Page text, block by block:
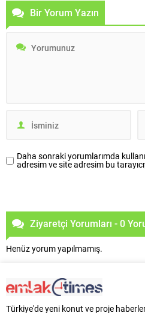
Can Fuat Gürlesel, 2022 yılını
değerlendirerek 2023 yılına ilişkin
beklentilerini paylaştı. Toplantının
moderatörlüğünü üstlenen
Türkiye İMSAD Başkan Vekili Ferdi
Bir Yorum Yazın
Daha sonraki yorumlarımda
adresim ve site adresim bu
Ziyaretçi Yorumları - 0
Henüz yorum yapılmamış.
Türkiye'de yeni konut ve proje